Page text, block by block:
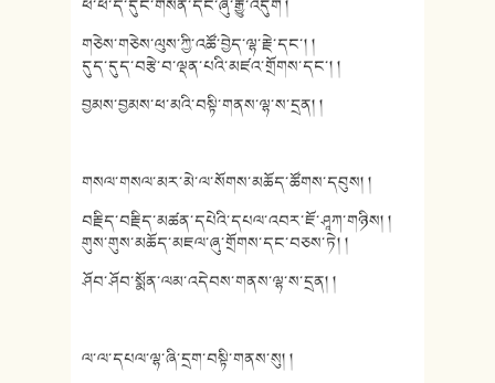
ཕ་ཕ་ད་དུང་གསོན་དང་ཞུ་རྒྱུ་འདུག །
གཅེས་གཅེས་ལུས་ཀྱི་འཚོ་བྱེད་ལྷ་རྗེ་དང་། །
དུད་དུད་བརྩེ་བ་ལྡན་པའི་མཛའ་གྲོགས་དང་། །
བྱམས་བྱམས་ཕ་མའི་བསྟི་གནས་ལྷ་ས་དྲན། །
གསལ་གསལ་མར་མེ་ལ་སོགས་མཆོད་ཚོགས་དབུས། །
བརྗིད་བརྗིད་མཚན་དཔེའི་དཔལ་འབར་ཇོ་ཤཱཀ་གཉིས། །
གུས་གུས་མཆོད་མཇལ་ཞུ་གྲོགས་དང་བཅས་ཏེ། །
ཤོབ་ཤོབ་སྨོན་ལམ་འདེབས་གནས་ལྷ་ས་དྲན། །
ལ་ལ་དཔལ་ལྷ་ཞི་དྲག་བསྟི་གནས་སུ། །